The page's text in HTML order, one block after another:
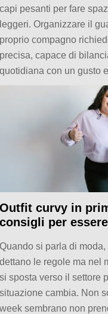
capi pesanti per fare
leggeri. Organizzare il
proprio compagno
precisa, capace di
quotidiana con un gusto
Outfit curvy in
consigli per
Quando si parla di
dettano le regole ma nel
si sposta verso il settore
situazione cambia. Non
week sembrano non